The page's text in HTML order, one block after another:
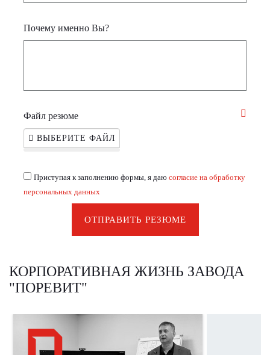
Почему именно Вы?
Файл резюме
ВЫБЕРИТЕ ФАЙЛ
Приступая к заполнению формы, я даю согласие на обработку
персональных данных
ОТПРАВИТЬ РЕЗЮМЕ
КОРПОРАТИВНАЯ ЖИЗНЬ ЗАВОДА
"ПОРЕВИТ"